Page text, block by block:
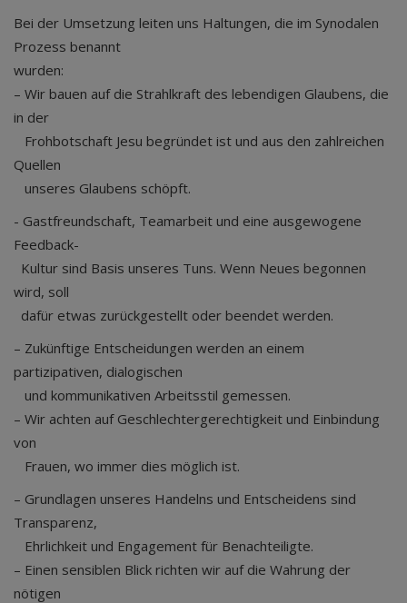
Bei der Umsetzung leiten uns Haltungen, die im Synodalen
Prozess benannt
wurden:
– Wir bauen auf die Strahlkraft des lebendigen Glaubens, die
in der
Frohbotschaft Jesu begründet ist und aus den zahlreichen
Quellen
unseres Glaubens schöpft.
- Gastfreundschaft, Teamarbeit und eine ausgewogene
Feedback-
Kultur sind Basis unseres Tuns. Wenn Neues begonnen
wird, soll
dafür etwas zurückgestellt oder beendet werden.
– Zukünftige Entscheidungen werden an einem
partizipativen, dialogischen
und kommunikativen Arbeitsstil gemessen.
– Wir achten auf Geschlechtergerechtigkeit und Einbindung
von
Frauen, wo immer dies möglich ist.
– Grundlagen unseres Handelns und Entscheidens sind
Transparenz,
Ehrlichkeit und Engagement für Benachteiligte.
– Einen sensiblen Blick richten wir auf die Wahrung der
nötigen